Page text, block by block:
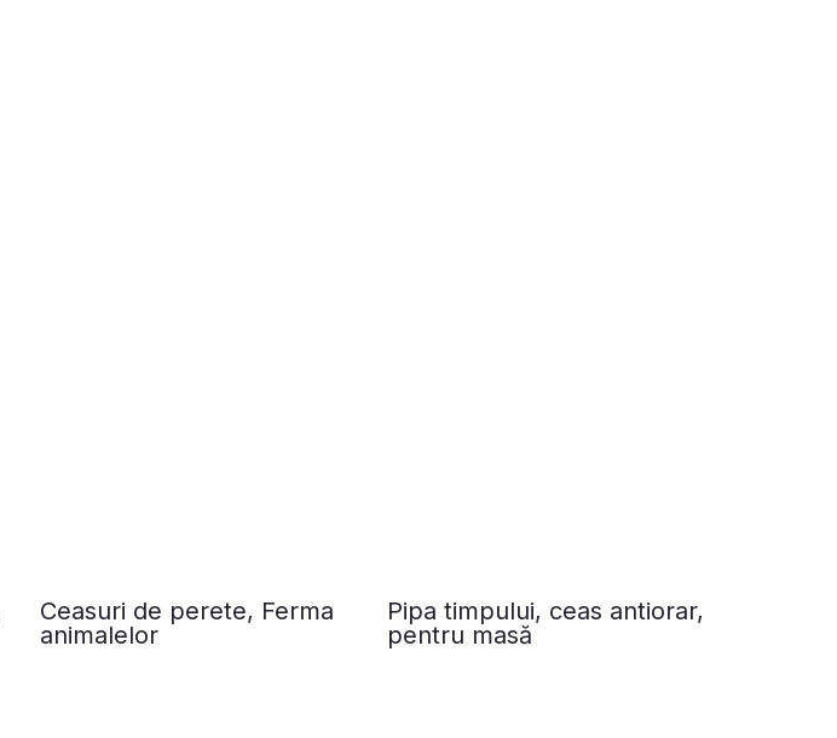
Ceasuri de perete, Ferma
animalelor
Pipa timpului, ceas antiorar,
pentru masă